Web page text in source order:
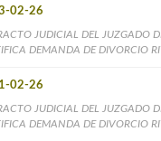
02-26
JUDICIAL DEL JUZGADO
DEMANDA DE DIVORCIO
02-26
JUDICIAL DEL JUZGADO
DEMANDA DE DIVORCIO